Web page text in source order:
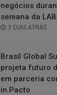
negócios
semana da
POSTED
3 DIAS ATRÁS
Brasil Global
projeta futuro
em parceria
in.Pacto